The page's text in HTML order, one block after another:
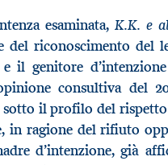
esaminata,K.K. e
del riconoscimento del
e il genitore
consultiva del
sotto il profilo del
in ragione del rifiuto
d’intenzione, già